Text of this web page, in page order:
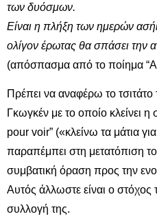
των δυόσμων.
Είναι η πλήξη των ημερών
ολίγον έρωτας θα σπάσει την
(απόσπασμα από το ποίημα
Πρέπει να αναφέρω το
Γκωγκέν με το οποίο κλείνει
pour voir” («κλείνω τα μάτια
παραπέμπει στη μετατόπιση
συμβατική όραση προς την
Αυτός άλλωστε είναι ο
συλλογή της.